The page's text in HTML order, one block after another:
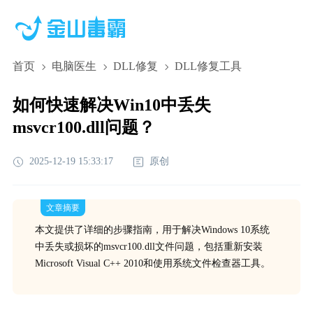
首页 电脑医生 DLL修复 DLL修复工具
如何快速解决Win10中丢失
msvcr100.dll问题？
2025-12-19 15:33:17 原创
文章摘要
本文提供了详细的步骤指南，用于解决Windows 10系统
中丢失或损坏的msvcr100.dll文件问题，包括重新安装
Microsoft Visual C++ 2010和使用系统文件检查器工具。